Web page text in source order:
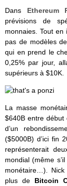
Dans Ethereum
prévisions de
monnaies. Tout
pas de modèles
qui en prend le
0,25% par jour,
supérieurs à $10K.
La masse
$640B entre
d’un
($5000B) d’ici fin
représenterait
mondial (même
monétaire…). Nick
plus de Bitcoin